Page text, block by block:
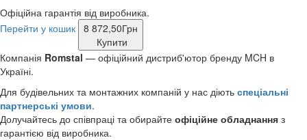
Офіційна гарантія від виробника.
Перейти у кошик 8 872,50Грн
Купити
Компанія Romstal — офіційний дистриб'ютор бренду MCH в
Україні.
Для будівельних та монтажних компаній у нас діють спеціальні
партнерські умови.
Долучайтесь до співпраці та обирайте офіційне обладнання з
гарантією від виробника.